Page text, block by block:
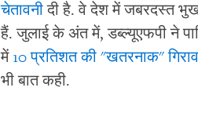
चेतावनीदी है. वे देश में जबरदस्त
हैं. जुलाई के अंत में, डब्ल्यूएफपी ने
में 10 प्रतिशत की "खतरनाक"
भी बात कही.